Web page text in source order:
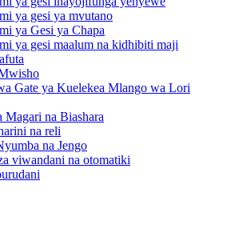
ya gesi ya mvutano
ya Gesi ya Chapa
ya gesi maalum na kidhibiti maji
Gate ya Kuelekea Mlango wa Lori
Magari na Biashara
na reli
na Jengo
viwandani na otomatiki